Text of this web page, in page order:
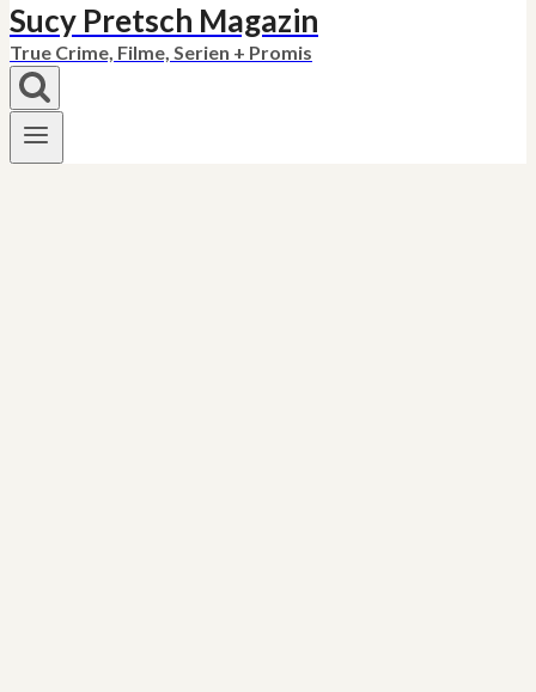
Sucy Pretsch Magazin
True Crime, Filme, Serien + Promis